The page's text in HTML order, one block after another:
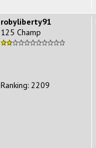
robyliberty91
125 Champ
Ranking: 2209